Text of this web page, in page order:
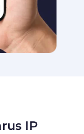
IP